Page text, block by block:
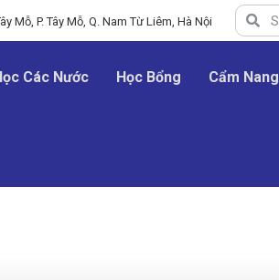
Mỗ, P. Tây Mỗ, Q. Nam Từ Liêm, Hà Nội
Các Nước Học Bổng Cẩm Nang